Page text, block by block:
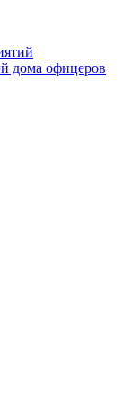
дома офицеров